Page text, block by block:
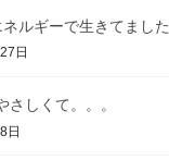
ルギーで生きてました
日
さしくて。。。
日